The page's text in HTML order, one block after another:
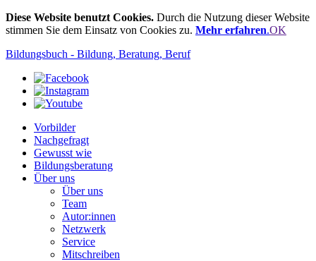
Diese Website benutzt Cookies. Durch die Nutzung dieser Website
stimmen Sie dem Einsatz von Cookies zu. Mehr erfahren.OK
Bildungsbuch - Bildung, Beratung, Beruf
Vorbilder
Nachgefragt
Gewusst wie
Bildungsberatung
Über uns
Über uns
Team
Autor:innen
Netzwerk
Service
Mitschreiben